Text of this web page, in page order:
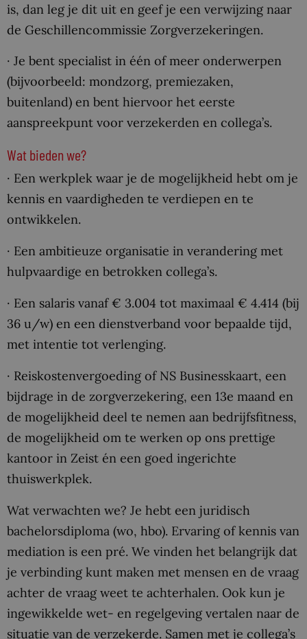
is, dan leg je dit uit en geef je een verwijzing naar
de Geschillencommissie Zorgverzekeringen.
· Je bent specialist in één of meer onderwerpen
(bijvoorbeeld: mondzorg, premiezaken,
buitenland) en bent hiervoor het eerste
aanspreekpunt voor verzekerden en collega’s.
Wat bieden we?
· Een werkplek waar je de mogelijkheid hebt om je
kennis en vaardigheden te verdiepen en te
ontwikkelen.
· Een ambitieuze organisatie in verandering met
hulpvaardige en betrokken collega’s.
· Een salaris vanaf € 3.004 tot maximaal € 4.414 (bij
36 u/w) en een dienstverband voor bepaalde tijd,
met intentie tot verlenging.
· Reiskostenvergoeding of NS Businesskaart, een
bijdrage in de zorgverzekering, een 13e maand en
de mogelijkheid deel te nemen aan bedrijfsfitness,
de mogelijkheid om te werken op ons prettige
kantoor in Zeist én een goed ingerichte
thuiswerkplek.
Wat verwachten we? Je hebt een juridisch
bachelorsdiploma (wo, hbo). Ervaring of kennis van
mediation is een pré. We vinden het belangrijk dat
je verbinding kunt maken met mensen en de vraag
achter de vraag weet te achterhalen. Ook kun je
ingewikkelde wet- en regelgeving vertalen naar de
situatie van de verzekerde. Samen met je collega’s